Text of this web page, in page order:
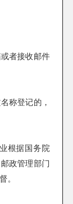
者接收邮件
称登记的，
根据国务院
政管理部门
。